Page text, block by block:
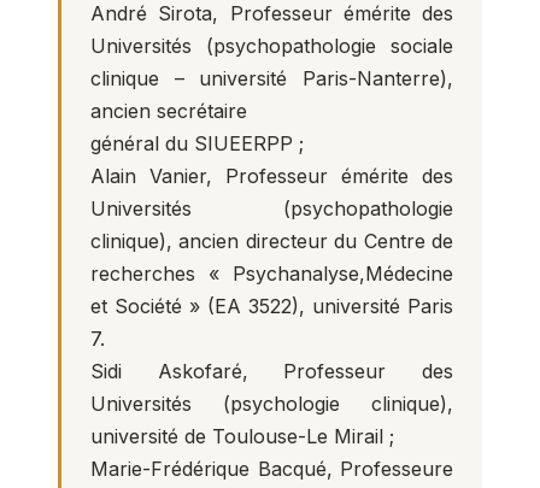
André Sirota, Professeur émérite des
Universités (psychopathologie sociale
clinique – université Paris-Nanterre),
ancien secrétaire
général du SIUEERPP ;
Alain Vanier, Professeur émérite des
Universités (psychopathologie
clinique), ancien directeur du Centre de
recherches « Psychanalyse,Médecine
et Société » (EA 3522), université Paris
7.
Sidi Askofaré, Professeur des
Universités (psychologie clinique),
université de Toulouse-Le Mirail ;
Marie-Frédérique Bacqué, Professeure